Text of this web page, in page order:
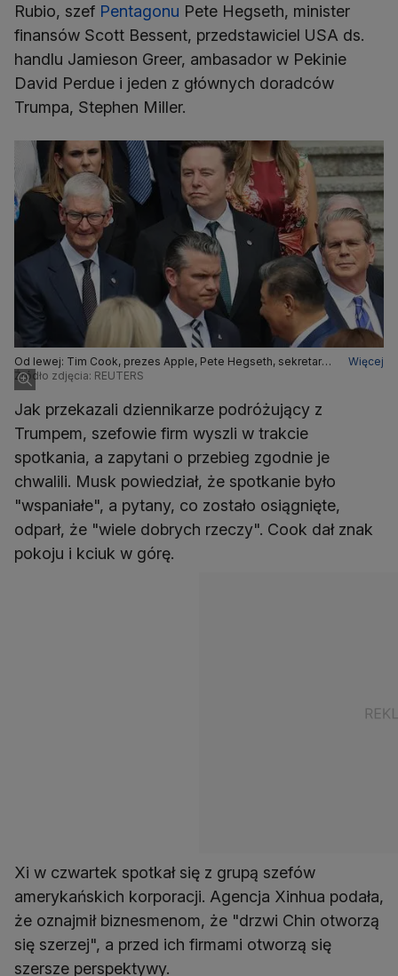
Rubio, szef Pentagonu Pete Hegseth, minister
finansów Scott Bessent, przedstawiciel USA ds.
handlu Jamieson Greer, ambasador w Pekinie
David Perdue i jeden z głównych doradców
Trumpa, Stephen Miller.
Od lewej: Tim Cook, prezes Apple, Pete Hegseth, sekretarz
wojny, Elon Musk, prezes Tesli, i Scott Bessent, sekretarz
skarbu, w Pekinie na spotkaniu z przywódcą Chin Xi
Jinpingiem (u dołu) w Pekinie, 14 maja 2026 roku
Więcej
Źródło zdjęcia: REUTERS
Jak przekazali dziennikarze podróżujący z
Trumpem, szefowie firm wyszli w trakcie
spotkania, a zapytani o przebieg zgodnie je
chwalili. Musk powiedział, że spotkanie było
"wspaniałe", a pytany, co zostało osiągnięte,
odparł, że "wiele dobrych rzeczy". Cook dał znak
pokoju i kciuk w górę.
Xi w czwartek spotkał się z grupą szefów
amerykańskich korporacji. Agencja Xinhua podała,
że oznajmił biznesmenom, że "drzwi Chin otworzą
się szerzej", a przed ich firmami otworzą się
szersze perspektywy.